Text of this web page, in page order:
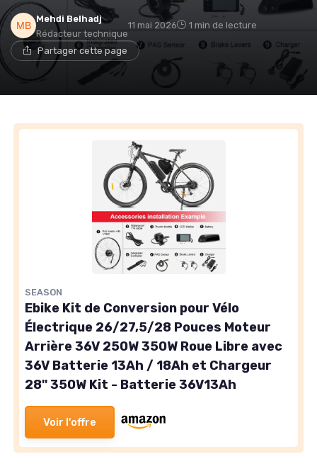
Mehdi Belhadj
Rédacteur technique
11 mai 2026 1 min de lecture
Partager cette page
SEASON
Ebike Kit de Conversion pour Vélo
Électrique 26/27,5/28 Pouces Moteur
Arrière 36V 250W 350W Roue Libre avec
36V Batterie 13Ah / 18Ah et Chargeur
28'' 350W Kit - Batterie 36V13Ah
Voir l'offre